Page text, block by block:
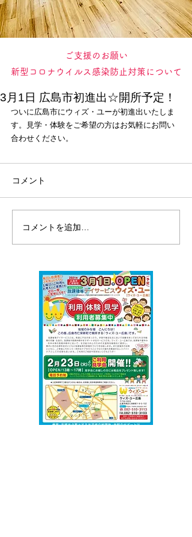
新型コロナウイルス感染防止対策について
​ご支援のお願い
3月1日 広島市初進出☆開所予定！
ついに広島市にウィズ・ユーが初進出いたしま
す。見学・体験をご希望の方はお気軽にお問い
合わせください。
コメント
コメントを追加…